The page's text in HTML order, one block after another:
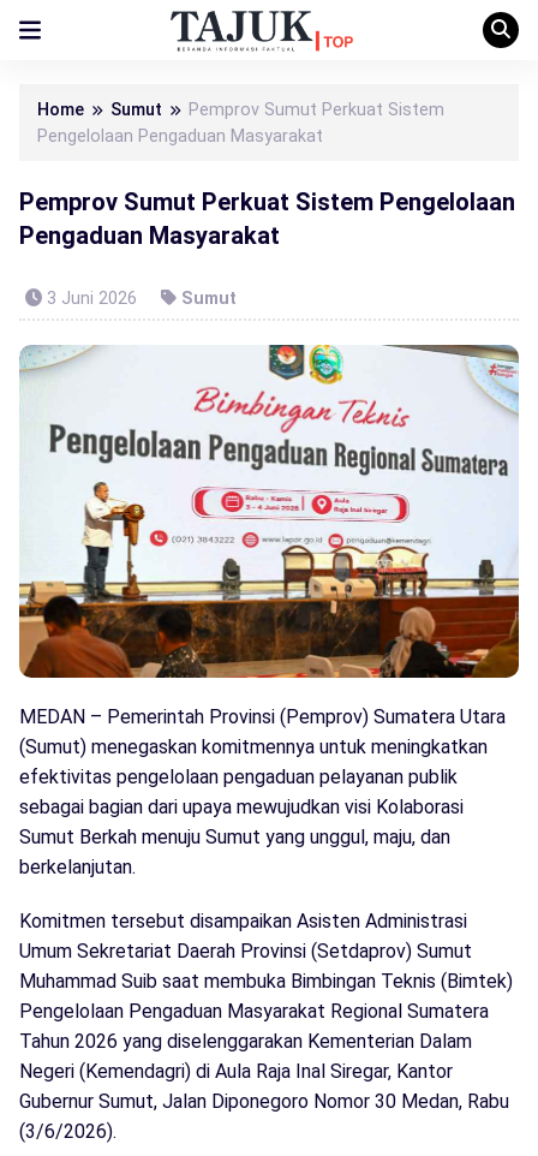
Home Sumut
Pemprov Sumut Perkuat Sistem
Pengelolaan Pengaduan Masyarakat
Pemprov Sumut Perkuat Sistem Pengelolaan
Pengaduan Masyarakat
3 Juni 2026 Sumut
MEDAN – Pemerintah Provinsi (Pemprov) Sumatera Utara
(Sumut) menegaskan komitmennya untuk meningkatkan
efektivitas pengelolaan pengaduan pelayanan publik
sebagai bagian dari upaya mewujudkan visi Kolaborasi
Sumut Berkah menuju Sumut yang unggul, maju, dan
berkelanjutan.
Komitmen tersebut disampaikan Asisten Administrasi
Umum Sekretariat Daerah Provinsi (Setdaprov) Sumut
Muhammad Suib saat membuka Bimbingan Teknis (Bimtek)
Pengelolaan Pengaduan Masyarakat Regional Sumatera
Tahun 2026 yang diselenggarakan Kementerian Dalam
Negeri (Kemendagri) di Aula Raja Inal Siregar, Kantor
Gubernur Sumut, Jalan Diponegoro Nomor 30 Medan, Rabu
(3/6/2026).